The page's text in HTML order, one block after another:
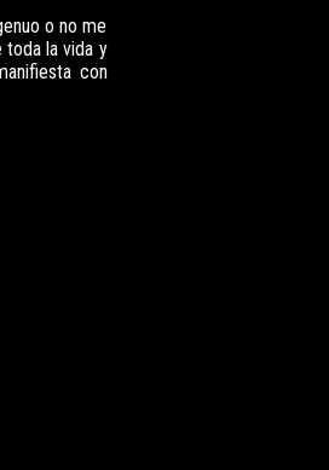
o no me
la vida y
con